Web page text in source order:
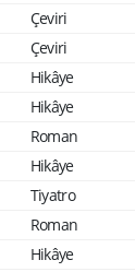
Çeviri
Çeviri
Hikâye
Hikâye
Roman
Hikâye
Tiyatro
Roman
Hikâye